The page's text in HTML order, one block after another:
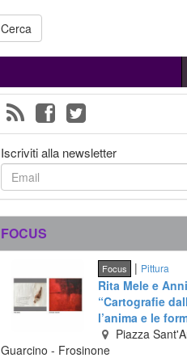
Cerca
Iscriviti alla newsletter
FOCUS
Focus | Pittura
Rita Mele e
“Cartografie
l’anima e le
Piazza
Guarcino - Frosinone